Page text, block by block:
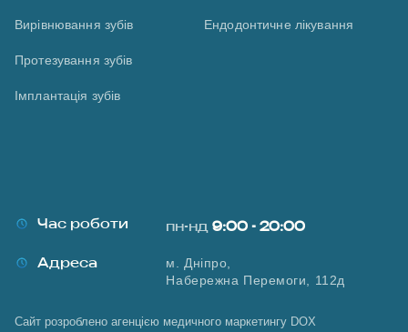
Час роботи пн-нд 9:00 - 20:00
Адреса
м. Дніпро,
Набережна Перемоги, 112д
Сайт розроблено агенцією медичного маркетингу DOX
Вирівнювання зубів
Протезування зубів
Імплантація зубів
Ендодонтичне лікування